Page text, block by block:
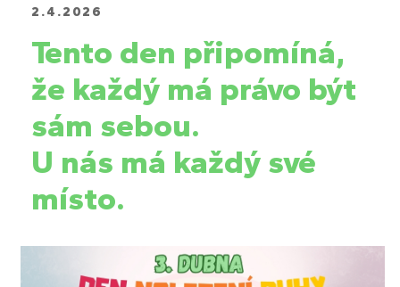
2.4.2026
Tento den připomíná,
že každý má právo být
sám sebou.
U nás má každý své
místo.